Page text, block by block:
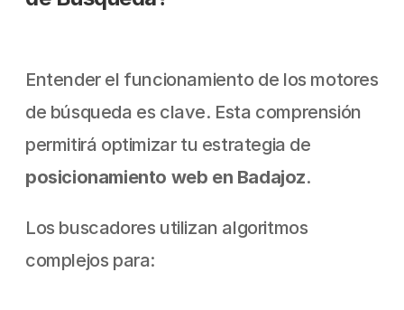
Entender el funcionamiento de los motores
de búsqueda es clave. Esta comprensión
posicionamiento web en Badajoz.
Los buscadores utilizan algoritmos
complejos para: